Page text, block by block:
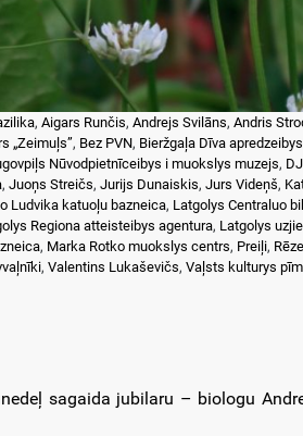
, Aigars Runčis, Andrejs Svilāns, Andris
„Zeimuļs”, Bez PVN, Bieržgaļa Dīva
Nūvodpietnīceibys i muokslys muzejs,
, Juoņs Streičs, Jurijs Dunaiskis, Jurs Videņš,
Ludvika katuoļu bazneica, Latgolys Centraluo
Regiona atteisteibys agentura, Latgolys
, Marka Rotko muokslys centrs, Preiļi,
, Valentins Lukaševičs, Vaļsts kulturys
sagaida jubilaru – biologu